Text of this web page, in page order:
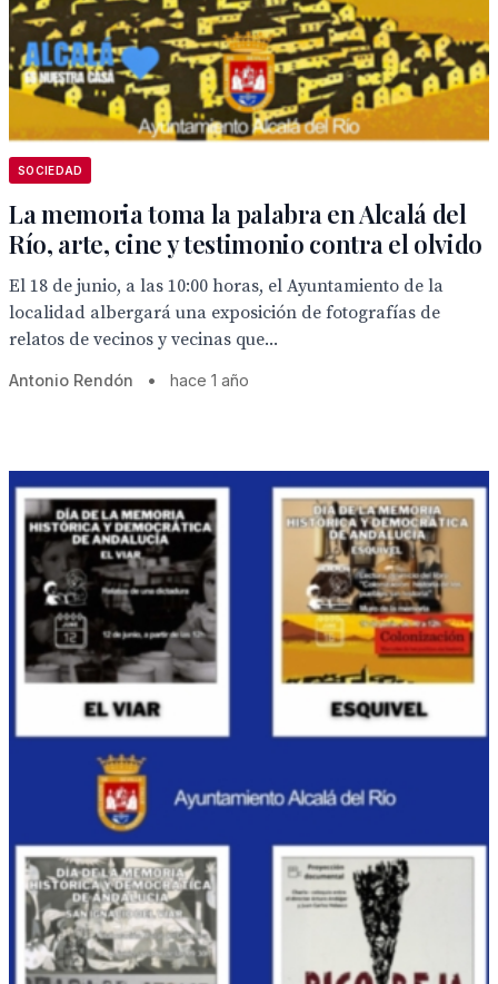
SOCIEDAD
La memoria toma la palabra en Alcalá del
Río, arte, cine y testimonio contra el olvido
El 18 de junio, a las 10:00 horas, el Ayuntamiento de la
localidad albergará una exposición de fotografías de
relatos de vecinos y vecinas que...
Antonio Rendón • hace 1 año